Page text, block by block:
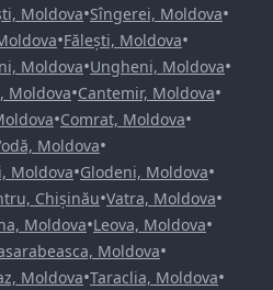
Moldova•Sîngerei, Moldova•
•Fălești, Moldova•
Moldova•Ungheni, Moldova•
Moldova•Cantemir, Moldova•
•Comrat, Moldova•
Moldova•
Moldova•Glodeni, Moldova•
Chișinău•Vatra, Moldova•
Moldova•Leova, Moldova•
Moldova•
Moldova•Taraclia, Moldova•